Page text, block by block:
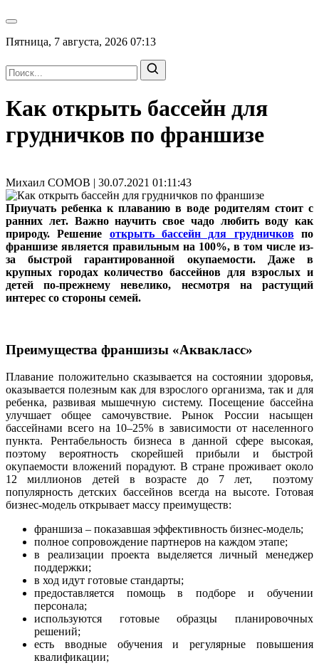
Пятница, 7 августа, 2026 07:13
Как открыть бассейн для
грудничков по франшизе
Михаил СОМОВ | 30.07.2021 01:11:43
Приучать ребенка к плаванию в воде родителям стоит с
ранних лет. Важно научить свое чадо любить воду как
природу. Решение открыть бассейн для грудничковпо
франшизе является правильным на 100%, в том числе из-
за быстрой гарантированной окупаемости. Даже в
крупных городах количество бассейнов для взрослых и
детей по-прежнему невелико, несмотря на растущий
интерес со стороны семей.
Преимущества франшизы «Аквакласс»
Плавание положительно сказывается на состоянии здоровья,
оказывается полезным как для взрослого организма, так и для
ребенка, развивая мышечную систему. Посещение бассейна
улучшает общее самочувствие. Рынок России насыщен
бассейнами всего на 10–25% в зависимости от населенного
пункта. Рентабельность бизнеса в данной сфере высокая,
поэтому вероятность скорейшей прибыли и быстрой
окупаемости вложений порадуют. В стране проживает около
12 миллионов детей в возрасте до 7 лет, поэтому
популярность детских бассейнов всегда на высоте. Готовая
бизнес-модель открывает массу преимуществ:
франшиза – показавшая эффективность бизнес-модель;
полное сопровождение партнеров на каждом этапе;
в реализации проекта выделяется личный менеджер
поддержки;
в ход идут готовые стандарты;
предоставляется помощь в подборе и обучении
персонала;
используются готовые образцы планировочных
решений;
есть вводные обучения и регулярные повышения
квалификации;